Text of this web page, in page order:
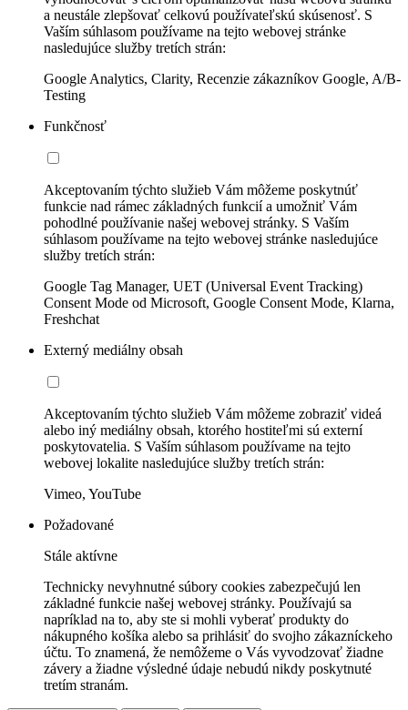
a neustále zlepšovať celkovú používateľskú skúsenosť. S
Vaším súhlasom používame na tejto webovej stránke
nasledujúce služby tretích strán:
Google Analytics, Clarity, Recenzie zákazníkov Google, A/B-
Testing
Funkčnosť
Akceptovaním týchto služieb Vám môžeme poskytnúť
funkcie nad rámec základných funkcií a umožniť Vám
pohodlné používanie našej webovej stránky. S Vaším
súhlasom používame na tejto webovej stránke nasledujúce
služby tretích strán:
Google Tag Manager, UET (Universal Event Tracking)
Consent Mode od Microsoft, Google Consent Mode, Klarna,
Freshchat
Externý mediálny obsah
Akceptovaním týchto služieb Vám môžeme zobraziť videá
alebo iný mediálny obsah, ktorého hostiteľmi sú externí
poskytovatelia. S Vaším súhlasom používame na tejto
webovej lokalite nasledujúce služby tretích strán:
Vimeo, YouTube
Požadované
Stále aktívne
Technicky nevyhnutné súbory cookies zabezpečujú len
základné funkcie našej webovej stránky. Používajú sa
napríklad na to, aby ste si mohli vyberať produkty do
nákupného košíka alebo sa prihlásiť do svojho zákazníckeho
účtu. To znamená, že nemôžeme o Vás vyvodzovať žiadne
závery a žiadne výsledné údaje nebudú nikdy poskytnuté
tretím stranám.